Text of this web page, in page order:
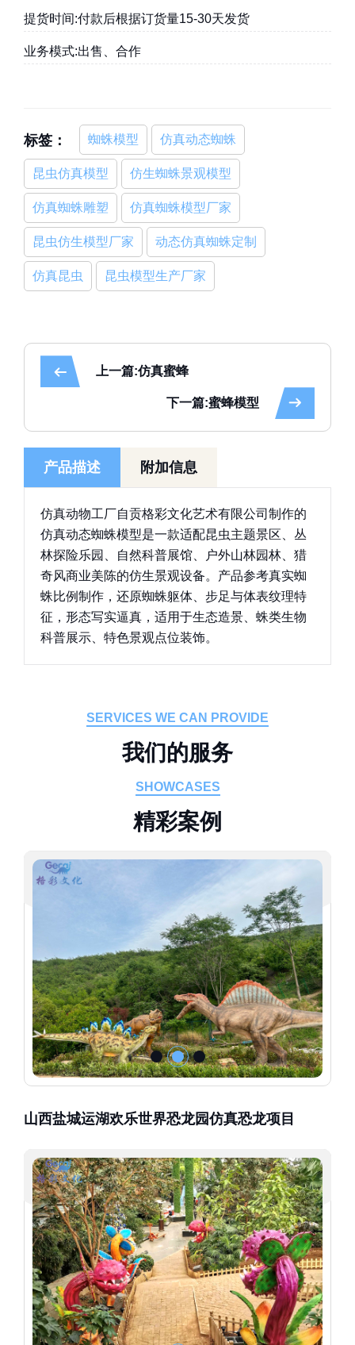
提货时间:付款后根据订货量15-30天发货
业务模式:出售、合作
标签： 蜘蛛模型 仿真动态蜘蛛
昆虫仿真模型 仿生蜘蛛景观模型
仿真蜘蛛雕塑 仿真蜘蛛模型厂家
昆虫仿生模型厂家 动态仿真蜘蛛定制
仿真昆虫 昆虫模型生产厂家
上一篇:仿真蜜蜂
下一篇:蜜蜂模型
产品描述 附加信息
仿真动物工厂自贡格彩文化艺术有限公司制作的
仿真动态蜘蛛模型是一款适配昆虫主题景区、丛
林探险乐园、自然科普展馆、户外山林园林、猎
奇风商业美陈的仿生景观设备。产品参考真实蜘
蛛比例制作，还原蜘蛛躯体、步足与体表纹理特
征，形态写实逼真，适用于生态造景、蛛类生物
科普展示、特色景观点位装饰。
SERVICES WE CAN PROVIDE
我们的服务
SHOWCASES
精彩案例
山西盐城运湖欢乐世界恐龙园仿真恐龙项目